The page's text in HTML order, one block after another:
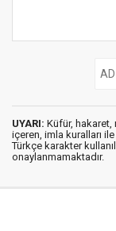
UYARI: Küfür, hakaret,
içeren, imla kuralları ile
Türkçe karakter
onaylanmamaktadır.